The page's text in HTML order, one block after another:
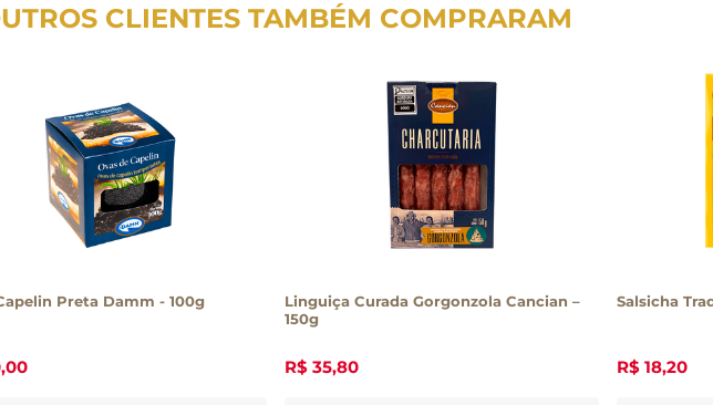
CLIENTES TAMBÉM COMPRARAM
Preta Damm - 100g
,00
Linguiça Curada Gorgonzola Cancian –
150g
R$ 35,80
Salsicha
R$ 18,20